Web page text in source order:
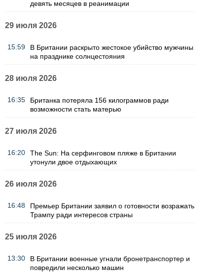
девять месяцев в реанимации
29 июля 2026
15:59
В Британии раскрыто жестокое убийство мужчины
на празднике солнцестояния
28 июля 2026
16:35
Британка потеряла 156 килограммов ради
возможности стать матерью
27 июля 2026
16:20
The Sun: На серфинговом пляже в Британии
утонули двое отдыхающих
26 июля 2026
16:48
Премьер Британии заявил о готовности возражать
Трампу ради интересов страны
25 июля 2026
13:30
В Британии военные угнали бронетранспортер и
повредили несколько машин